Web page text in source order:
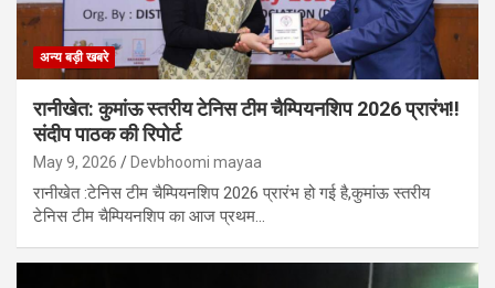
अन्य बड़ी खबरे
रानीखेत: कुमांऊ स्तरीय टेनिस टीम चैम्पियनशिप 2026 प्रारंभ!!
संदीप पाठक की रिपोर्ट
May 9, 2026 Devbhoomi mayaa
रानीखेत :टेनिस टीम चैम्पियनशिप 2026 प्रारंभ हो गई है,कुमांऊ स्तरीय
टेनिस टीम चैम्पियनशिप का आज प्रथम…